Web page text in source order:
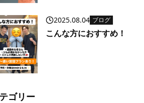
2025.08.04 ブログ
こんな方におすすめ！
ゴリー